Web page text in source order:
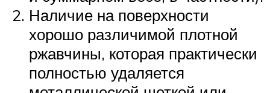
Наличие на поверхности
хорошо различимой плотной
ржавчины, которая практически
полностью удаляется